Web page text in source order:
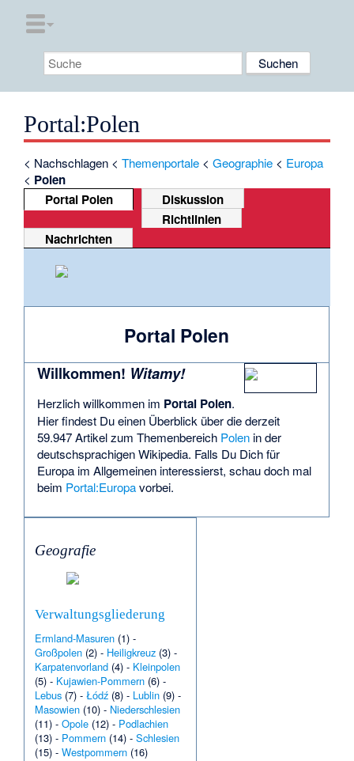
Portal:Polen
< Nachschlagen <Themenportale <Geographie < Europa
< Polen
Portal Polen
Diskussion
Richtlinien
Nachrichten
Portal Polen
Willkommen! Witamy!
Herzlich willkommen im Portal Polen.
Hier findest Du einen Überblick über die derzeit
59.947 Artikel zum Themenbereich Polenin der
deutschsprachigen Wikipedia. Falls Du Dich für
Europa im Allgemeinen interessierst, schau doch mal
beim Portal:Europavorbei.
Geografie
Verwaltungsgliederung
Ermland-Masuren (1) -
Großpolen (2) - Heiligkreuz (3) -
Karpatenvorland (4) - Kleinpolen
(5) - Kujawien-Pommern (6) -
Lebus (7) -Łódź (8) - Lublin (9) -
Masowien (10) - Niederschlesien
(11) -Opole (12) - Podlachien
(13) - Pommern (14) -Schlesien
(15) -Westpommern (16)